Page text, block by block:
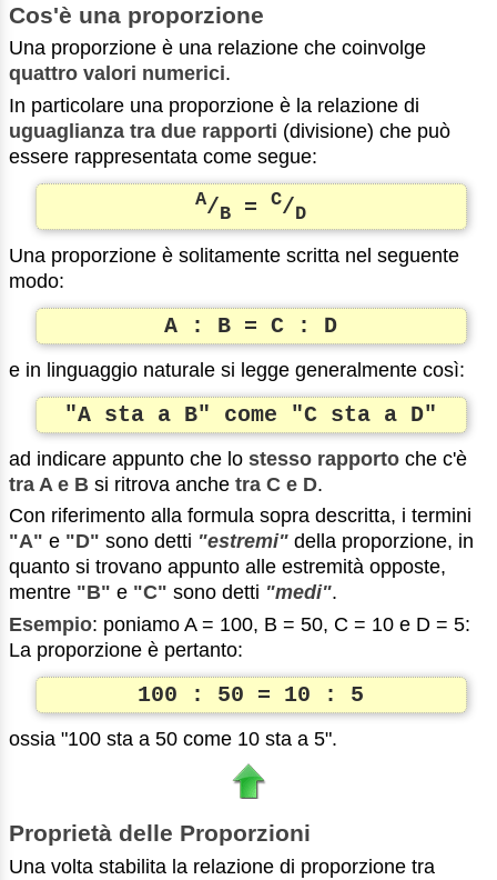
Cos'è una proporzione
Una proporzione è una relazione che coinvolge
quattro valori numerici.
In particolare una proporzione è la relazione di
uguaglianza tra due rapporti (divisione) che può
essere rappresentata come segue:
A/B =C/D
Una proporzione è solitamente scritta nel seguente
modo:
A : B = C : D
e in linguaggio naturale si legge generalmente così:
"A sta a B" come "C sta a D"
ad indicare appunto che lo stesso rapporto che c'è
tra A e B si ritrova anche tra C e D.
Con riferimento alla formula sopra descritta, i termini
"A" e "D" sono detti "estremi" della proporzione, in
quanto si trovano appunto alle estremità opposte,
mentre "B" e "C" sono detti "medi".
Esempio: poniamo A = 100, B = 50, C = 10 e D = 5:
La proporzione è pertanto:
100 : 50 = 10 : 5
ossia "100 sta a 50 come 10 sta a 5".
Proprietà delle Proporzioni
Una volta stabilita la relazione di proporzione tra